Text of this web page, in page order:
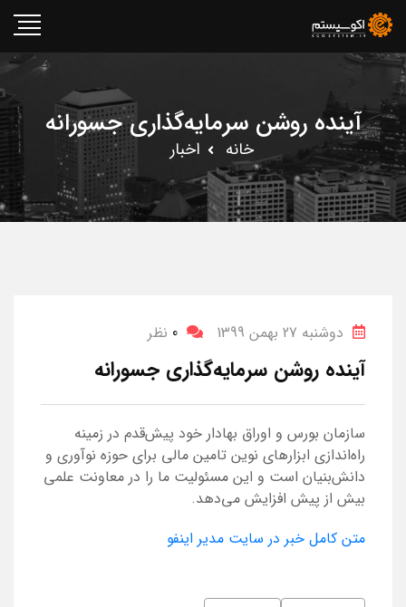
آینده روشن سرمایه‌گذاری جسورانه
خانه اخبار
دوشنبه 27 بهمن 1399 0 نظر
آینده روشن سرمایه‌گذاری جسورانه
سازمان بورس و اوراق بهادار خود پیش‌قدم در زمینه
راه‌اندازی ابزارهای نوین تامین مالی برای حوزه نوآوری و
دانش‌بنیان است و این مسئولیت ما را در معاونت علمی
بیش از پیش افزایش می‌دهد.
متن کامل خبر در سایت مدیر اینفو